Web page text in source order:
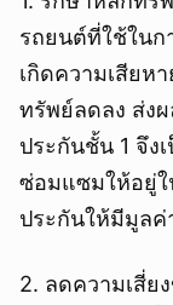
รถยนต์ที่ใช้ในก
เกิดความเสียห
ทรัพย์ลดลง ส่ง
ประกันชั้น 1 จึง
ซ่อมแซมให้อยู่
ประกันให้มีมูลค่
2. ลดความเสี่ย